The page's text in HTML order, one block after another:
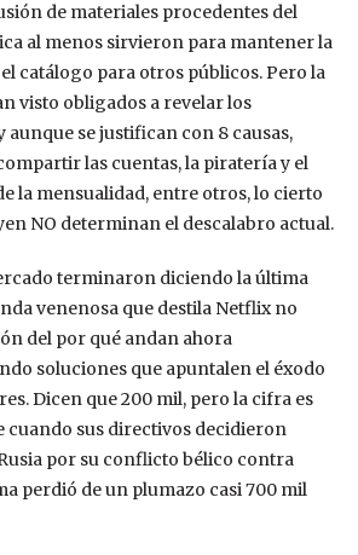
de materiales procedentes del
al menos sirvieron para mantener la
catálogo para otros públicos. Pero la
visto obligados a revelar los
aunque se justifican con 8 causas,
las cuentas, la piratería y el
la mensualidad, entre otros, lo cierto
NO determinan el descalabro actual.
terminaron diciendo la última
venenosa que destila Netflix no
del por qué andan ahora
soluciones que apuntalen el éxodo
Dicen que 200 mil, pero la cifra es
cuando sus directivos decidieron
por su conflicto bélico contra
perdió de un plumazo casi 700 mil